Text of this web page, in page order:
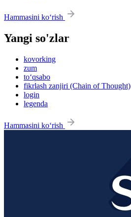
Hammasini ko‘rish
Yangi so'zlar
kovorking
zum
to‘qsabo
fikrlash zanjiri (Chain of Thought)
login
legenda
Hammasini ko‘rish